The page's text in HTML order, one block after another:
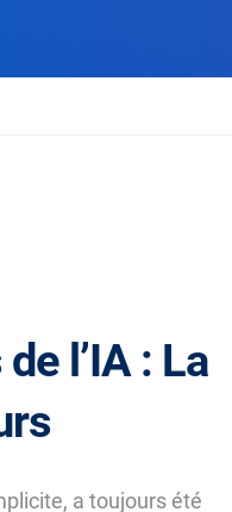
l’IA : La
a toujours été